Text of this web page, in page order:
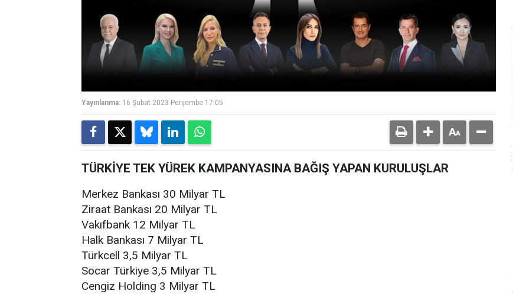
Yayınlanma: 16 Şubat 2023 Perşembe 17:05
TÜRKİYE TEK YÜREK KAMPANYASINA BAĞIŞ YAPAN KURULUŞLAR
Merkez Bankası 30 Milyar TL
Ziraat Bankası 20 Milyar TL
Vakıfbank 12 Milyar TL
Halk Bankası 7 Milyar TL
Türkcell 3,5 Milyar TL
Socar Türkiye 3,5 Milyar TL
Cengiz Holding 3 Milyar TL